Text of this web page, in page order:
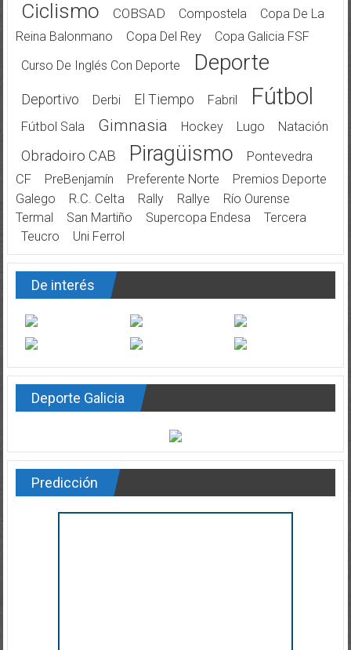
Ciclismo COBSAD Compostela
Copa De La
Reina Balonmano
Copa Del Rey
Copa Galicia FSF
Curso De Inglés Con Deporte
Deporte
Deportivo Derbi El Tiempo Fabril Fútbol
Fútbol Sala Gimnasia Hockey Lugo Natación
Obradoiro CAB Piragüismo
Pontevedra
CF
PreBenjamín Preferente Norte
Premios Deporte
Galego
R.C. Celta Rally Rallye
Río Ourense
Termal
San Martiño Supercopa Endesa
Tercera
Teucro
Uni Ferrol
De interés
Deporte Galicia
Predicción